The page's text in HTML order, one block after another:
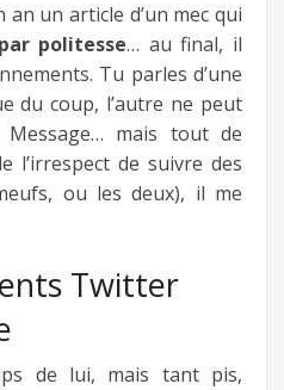
an un article d’un mec qui
politesse… au final, il
Tu parles d’une
du coup, l’autre ne peut
mais tout de
l’irrespect de suivre des
ou les deux), il me
Twitter
de lui, mais tant pis,